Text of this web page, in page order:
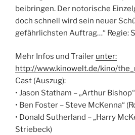
beibringen. Der notorische
doch schnell wird sein neuer
gefährlichsten Auftrag…“ Regie:
Mehr Infos und Trailer unter:
http://www.kinowelt.de/kino/
Cast (Auszug):
• Jason Statham – „Arthur
• Ben Foster – Steve McKenna“
• Donald Sutherland – „Harry
Striebeck)